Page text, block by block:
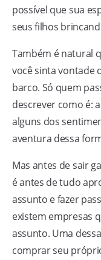
possível que sua
seus filhos
Também é natural
você sinta vontade
barco. Só quem
descrever como é:
alguns dos
aventura dessa
Mas antes de sair
é antes de tudo
assunto e fazer
existem empresas
assunto. Uma
comprar seu